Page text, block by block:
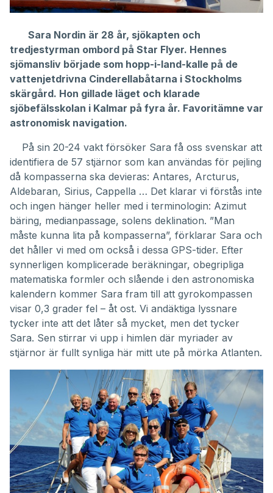
Sara Nordin är 28 år, sjökapten och
tredjestyrman ombord på Star Flyer. Hennes
sjömansliv började som hopp-i-land-kalle på de
vattenjetdrivna Cinderellabåtarna i Stockholms
skärgård. Hon gillade läget och klarade
sjöbefälsskolan i Kalmar på fyra år. Favoritämne var
astronomisk navigation.
På sin 20-24 vakt försöker Sara få oss svenskar att
identifiera de 57 stjärnor som kan användas för pejling
då kompasserna ska devieras: Antares, Arcturus,
Aldebaran, Sirius, Cappella … Det klarar vi förstås inte
och ingen hänger heller med i terminologin: Azimut
bäring, medianpassage, solens deklination. ”Man
måste kunna lita på kompasserna”, förklarar Sara och
det håller vi med om också i dessa GPS-tider. Efter
synnerligen komplicerade beräkningar, obegripliga
matematiska formler och slående i den astronomiska
kalendern kommer Sara fram till att gyrokompassen
visar 0,3 grader fel – åt ost. Vi andäktiga lyssnare
tycker inte att det låter så mycket, men det tycker
Sara. Sen stirrar vi upp i himlen där myriader av
stjärnor är fullt synliga här mitt ute på mörka Atlanten.